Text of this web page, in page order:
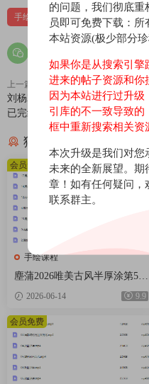
手绘教程 插画课 电绘狂教
上一篇
刘杨2020人像精修课程2020年11
已完结【画质一般】
猜你喜欢
手绘课程
塵蒲2026唯美古风半厚涂第5期
基础课【画质不错有课件笔
刷】
2026-06-14 9.9
会员免费
会员免费
的问题，我们彻底重
员即可免费下载：
本站资源(极少部分
如果你是从搜索引擎
进来的帖子资源和你
因为本站进行过升
引库的不一致导致
框中重新搜索相关资
本次升级是我们对您
未来的全新展望。期
章！如有任何疑问，
联系群主。